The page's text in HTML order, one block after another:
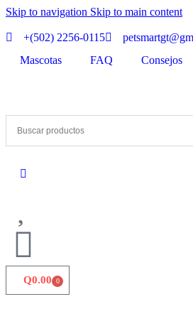
Skip to navigation Skip to main content
+(502) 2256-0115
Mascotas
FAQ Consejos
Q0.00 0